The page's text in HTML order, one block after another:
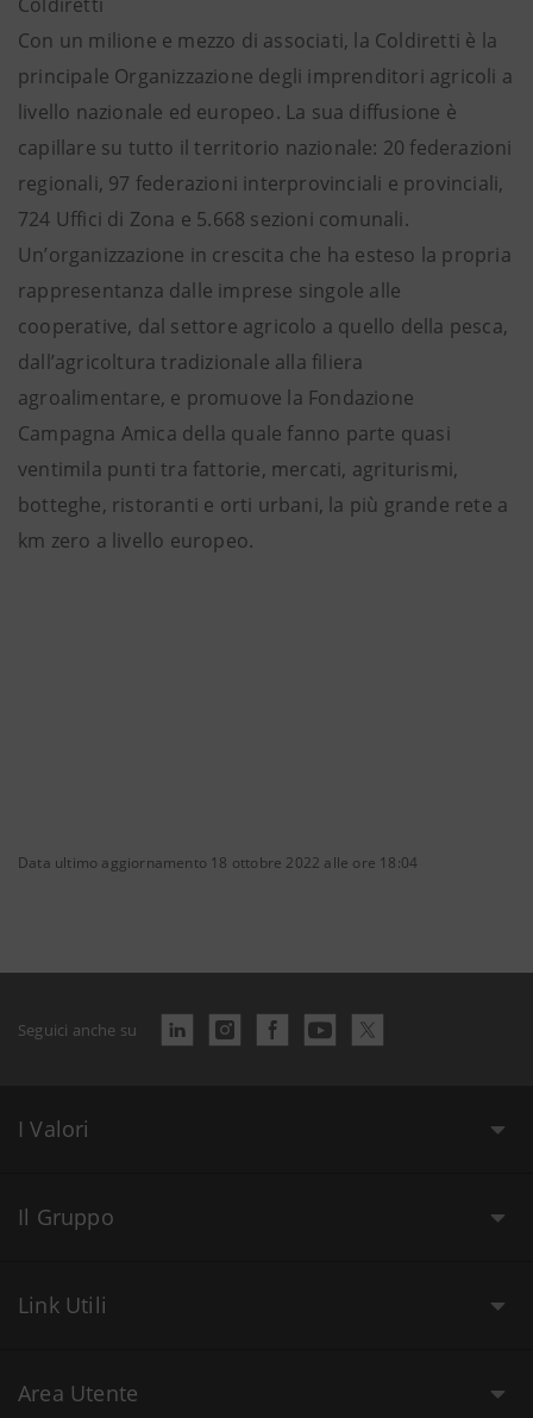
Con un milione e mezzo di associati, la Coldiretti è la
principale Organizzazione degli imprenditori agricoli a
livello nazionale ed europeo. La sua diffusione è
capillare su tutto il territorio nazionale: 20 federazioni
regionali, 97 federazioni interprovinciali e provinciali,
724 Uffici di Zona e 5.668 sezioni comunali.
Un’organizzazione in crescita che ha esteso la propria
rappresentanza dalle imprese singole alle
cooperative, dal settore agricolo a quello della pesca,
dall’agricoltura tradizionale alla filiera
agroalimentare, e promuove la Fondazione
Campagna Amica della quale fanno parte quasi
ventimila punti tra fattorie, mercati, agriturismi,
botteghe, ristoranti e orti urbani, la più grande rete a
km zero a livello europeo.
Data ultimo aggiornamento 18 ottobre 2022 alle ore 18:04
Seguici anche su
I Valori
Il Gruppo
Link Utili
Area Utente